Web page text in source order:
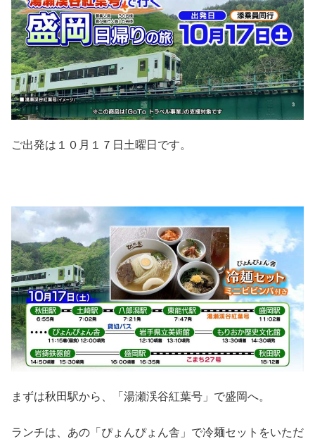
ご出発は１０月１７日土曜日です。
まずは秋田駅から、「湯瀬渓谷紅葉号」で盛岡へ。
ランチは、あの「ぴょんぴょん舎」で冷麺セットをいただ